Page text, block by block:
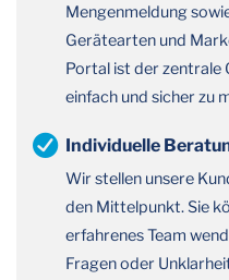
Mengenmeldung
Gerätearten und
Portal ist der zentrale
einfach und sicher zu
Individuelle
Wir stellen unsere
den Mittelpunkt. Sie
erfahrenes Team
Fragen oder